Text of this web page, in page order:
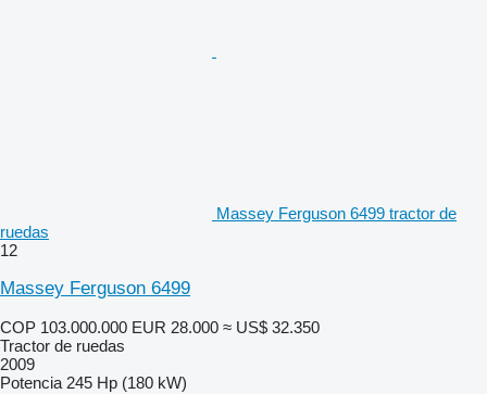
Massey Ferguson 6499 tractor de
ruedas
12
Massey Ferguson 6499
COP 103.000.000 EUR 28.000 ≈ US$ 32.350
Tractor de ruedas
2009
Potencia 245 Hp (180 kW)